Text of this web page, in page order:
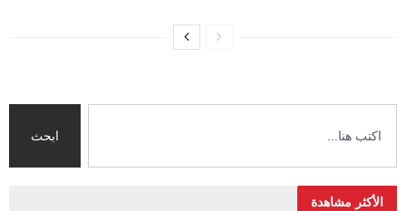
ابحث
الأكثر مشاهدة